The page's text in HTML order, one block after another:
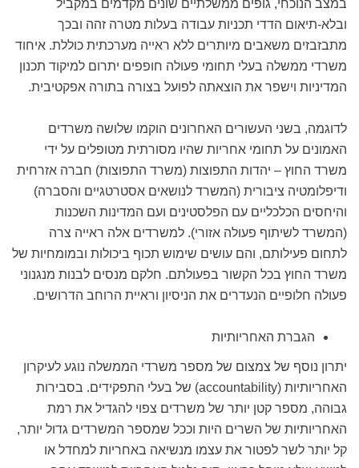
במצב הנוכחי, גופים ממשלתיים שונים מקדמים במקביל
ובלא-תיאום הדדי תכניות עבודה בעלות מטרה זהה ובכך
מתבזבזים משאבים מיותרים ללא ראייה מערכתית כוללת. איחוד
משרדי ממשלה בעלי תחומי פעולה חופפים יתרום למיקוד תכנון
המדיניות וישפר את הוצאתה לפועל בצורה בתורה אפקטיבית.
לדוגמה, בשני העשורים האחרונים הוקמו שלושה משרדים
האמונים על תחומי אחריות שהיו מסורתית מטופלים על ידי
משרד החוץ – יהדות התפוצות (משרד התפוצות) חברה אזרחית
ודיפלומטיה ציבורית (המשרד לנושאים אסטרטגיים והסברה)
והיחסים הכלכליים עם הפלסטינים ועם המדינות השכנות
(המשרד לשיתוף פעולה אזורי). למשרדים אלה ראייה צרה
לתחום פעילותם, והם עושים שימוש תכוף ביכולות ובמומחיות של
משרד החוץ בכל הקשור בפעולתם. חלקם מנסים לבנות מנגנוני
פעולה חלופיים הנעדרים את הניסיון וראיית הרוחב הדרושים.
הגברת האחריותיות
יתרון נוסף של צמצום של מספר משרדי הממשלה נוגע לעיקרון
האחריותיות (accountability) של בעלי התפקידים. בסבירות
גבוהה, מספר קטן יותר של משרדים צפוי להגדיל את רמת
האחריותיות של השרים היות וככל שמספר המשרדים גדול יותר,
קל יותר לשר לפטור את עצמו מנשיאה באחריות למחדל או